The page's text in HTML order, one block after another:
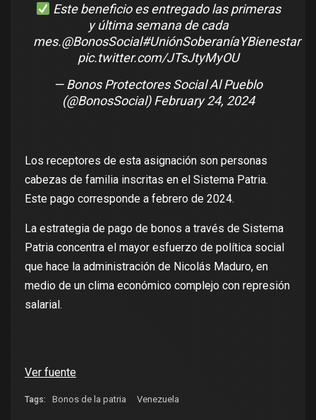
Este beneficio es entregado las primeras
y última semana de cada
mes.@BonosSocial#UniónSoberaníaYBienestar
pic.twitter.com/JTsJtyMyOU
— Bonos Protectores Social Al Pueblo
(@BonosSocial)February 24, 2024
Los receptores de esta asignación son personas
cabezas de familia inscritas en el Sistema Patria.
Este pago corresponde a febrero de 2024.
La estrategia de pago de bonos a través de Sistema
Patria concentra el mayor esfuerzo de política social
que hace la administración de Nicolás Maduro, en
medio de un clima económico complejo con represión
salarial.
Ver fuente
Tags: Bonos de la patria Venezuela